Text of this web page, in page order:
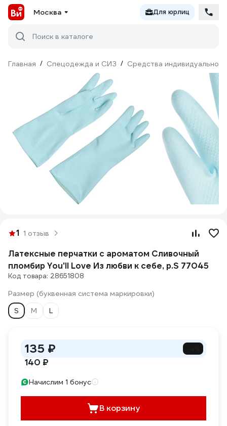
Москва Для юрлиц
Поиск в каталоге
Главная / Спецодежда и СИЗ / Средства индивидуальной
1 1 отзыв
Латексные перчатки с ароматом Сливочный
пломбир You'll Love Из любви к себе, р.S 77045
Код товара: 28651808
Размер (буквенная система маркировки)
S
M L
135 ₽
140 ₽
Начислим 1 бонус
В корзину